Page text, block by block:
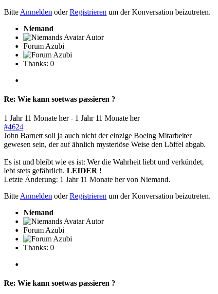
Bitte Anmelden oderRegistrieren um der Konversation beizutreten.
Niemand
Autor
Forum Azubi
Thanks: 0
Re: Wie kann soetwas passieren ?
1 Jahr 11 Monate her- 1 Jahr 11 Monate her
#4624
John Barnett soll ja auch nicht der einzige Boeing Mitarbeiter
gewesen sein, der auf ähnlich mysteriöse Weise den Löffel abgab.
Es ist und bleibt wie es ist: Wer die Wahrheit liebt und verkündet,
lebt stets gefährlich. LEIDER !
Letzte Änderung: 1 Jahr 11 Monate her von Niemand.
Bitte Anmelden oderRegistrieren um der Konversation beizutreten.
Niemand
Autor
Forum Azubi
Thanks: 0
Re: Wie kann soetwas passieren ?